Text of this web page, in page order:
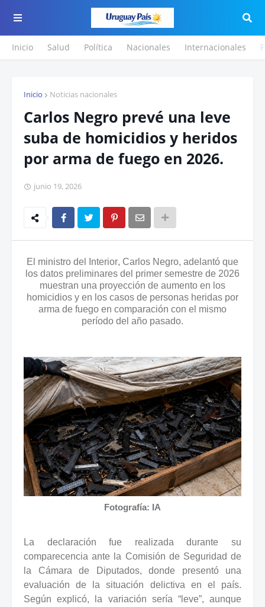
Inicio Salud Política Nacionales Internacionales
Inicio Noticias nacionales
Carlos Negro prevé una leve
suba de homicidios y heridos
por arma de fuego en 2026.
junio 19, 2026
El ministro del Interior, Carlos Negro, adelantó que
los datos preliminares del primer semestre de 2026
muestran una proyección de aumento en los
homicidios y en los casos de personas heridas por
arma de fuego en comparación con el mismo
período del año pasado.
Fotografía: IA
La declaración fue realizada durante su
comparecencia ante la Comisión de Seguridad de
la Cámara de Diputados, donde presentó una
evaluación de la situación delictiva en el país.
Según explicó, la variación sería “leve”, aunque